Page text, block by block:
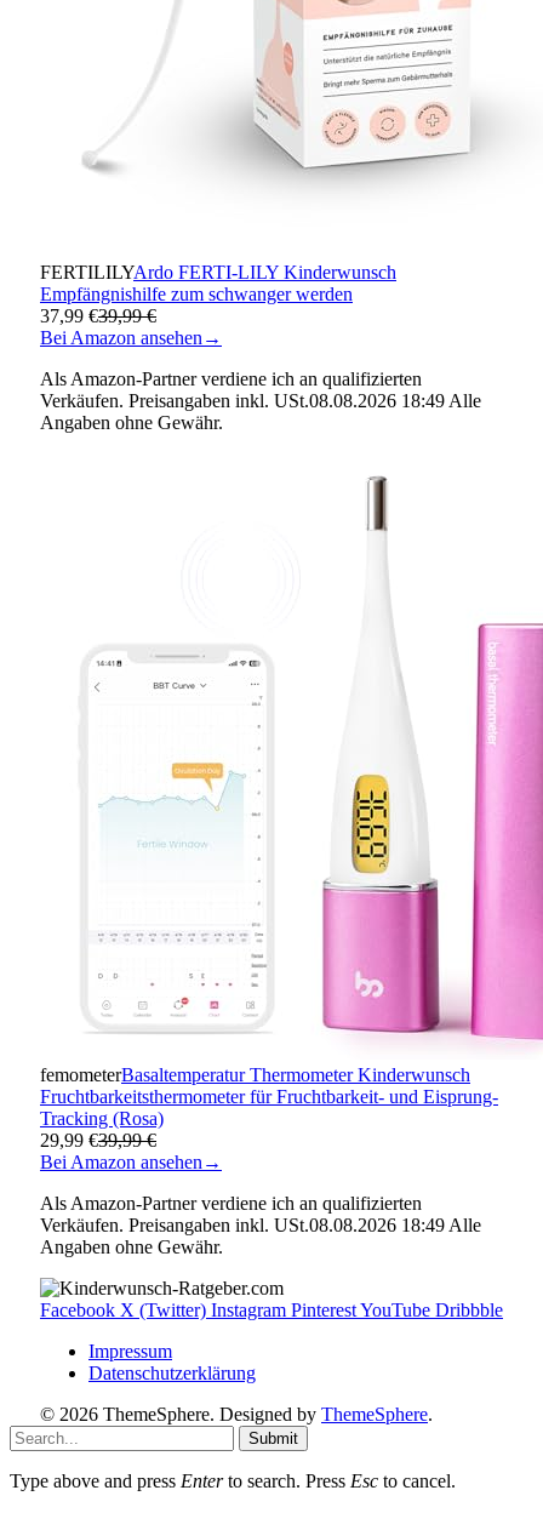
FERTILILYArdo FERTI-LILY Kinderwunsch
Empfängnishilfe zum schwanger werden
37,99 €39,99 €
Bei Amazon ansehen →
Als Amazon-Partner verdiene ich an qualifizierten
Verkäufen. Preisangaben inkl. USt.08.08.2026 18:49 Alle
Angaben ohne Gewähr.
femometerBasaltemperatur Thermometer Kinderwunsch
Fruchtbarkeitsthermometer für Fruchtbarkeit- und Eisprung-
Tracking (Rosa)
29,99 €39,99 €
Bei Amazon ansehen →
Als Amazon-Partner verdiene ich an qualifizierten
Verkäufen. Preisangaben inkl. USt.08.08.2026 18:49 Alle
Angaben ohne Gewähr.
Facebook X (Twitter) Instagram PinterestYouTube Dribbble
Impressum
Datenschutzerklärung
© 2026 ThemeSphere. Designed by ThemeSphere.
Submit
Type above and press Enterto search. Press Esc to cancel.